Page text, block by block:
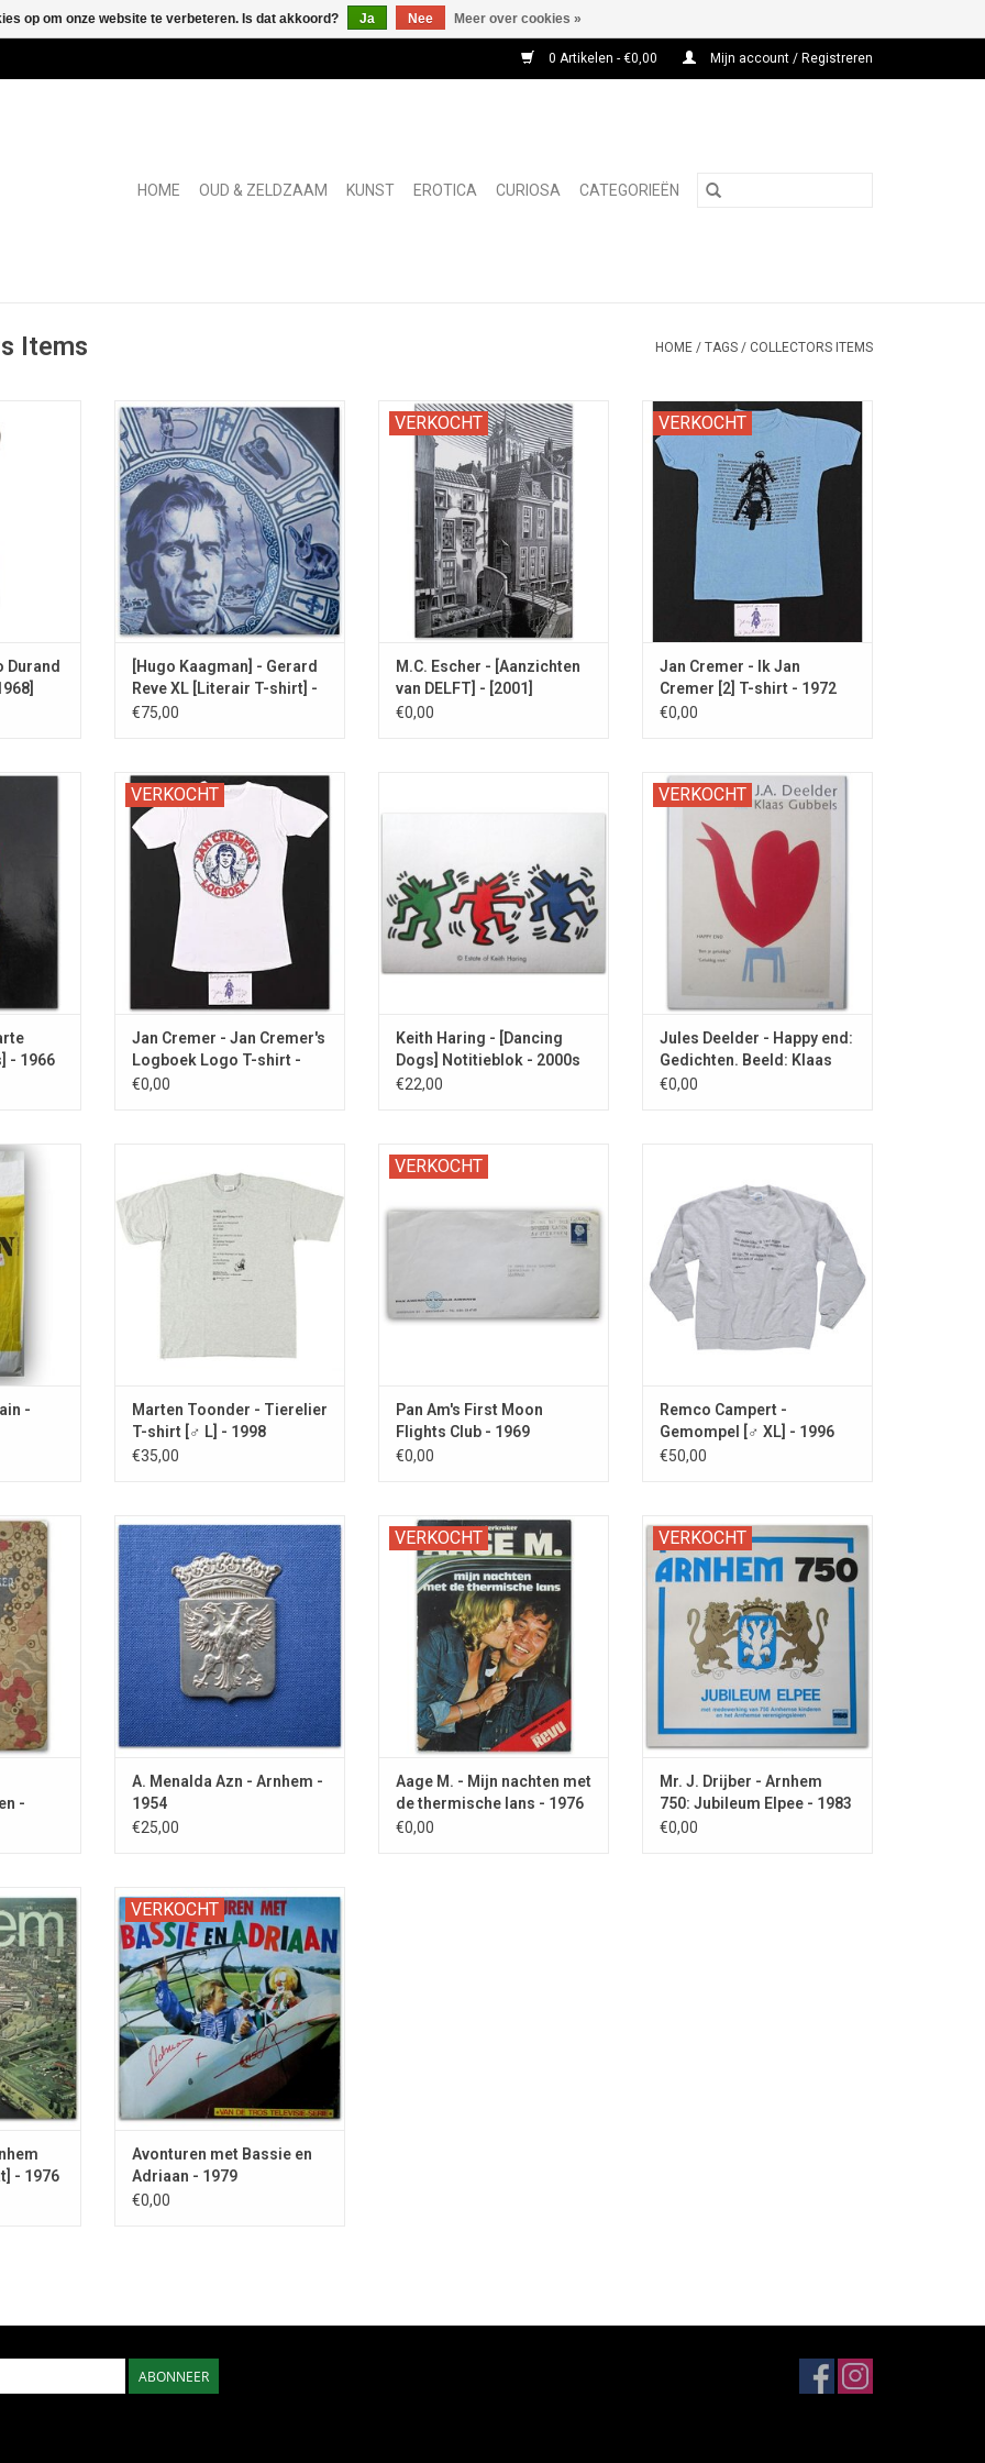
0 Artikelen - €0,00 Mijn account / Registreren
HOME OUD & ZELDZAAM KUNST EROTICA CURIOSA CATEGORIEËN
Items HOME / TAGS / COLLECTORS ITEMS
in
Durand
Eén van slechts 5 proef-
exemplaren.
TOEVOEGEN AAN WINKELWAGEN
[Hugo Kaagman] - Gerard
Reve XL [Literair T-shirt] -
2014
€75,00
VERKOCHT
Set prentkaarten met Delftse
stadsgezichten in houtsnede.
M.C. Escher - [Aanzichten
van DELFT] - [2001]
€0,00
VERKOCHT
Met handgeschreven Certificaat
van Echtheid, GESIGNEERD door
de auteur.
Jan Cremer - Ik Jan
Cremer [2] T-shirt - 1972
€0,00
- 1966
VERKOCHT
Met handgeschreven Certificaat
van Echtheid, GESIGNEERD door
de auteur.
Jan Cremer - Jan Cremer's
Logboek Logo T-shirt -
1978
€0,00
Keith Haring - [Dancing
Dogs] Notitieblok - 2000s
€22,00
VERKOCHT
Mapje met 8 poëziekaarten.
COMPLEET.
Jules Deelder - Happy end:
Gedichten. Beeld: Klaas
Gubbels - 2003
€0,00
zak "3
-
'90.
TOEVOEGEN AAN WINKELWAGEN
Marten Toonder - Tierelier
T-shirt [♂ L] - 1998
€35,00
VERKOCHT
Pam Am ticket naar de maan! Met
brieven van de
originele envelop.
Pan Am's First Moon
Flights Club - 1969
€0,00
TOEVOEGEN AAN WINKELWAGEN
Remco Campert -
Gemompel [♂ XL] - 1996
€50,00
in
-
Vintage 1950s promotieboekje
met tinnen wapen van Arnhem.
TOEVOEGEN AAN WINKELWAGEN
A. Menalda Azn - Arnhem -
1954
€25,00
VERKOCHT
De memoires van de
legendarische Haagse
meesterdief.
Aage M. - Mijn nachten met
de thermische lans - 1976
€0,00
VERKOCHT
Langspeelplaat t.g.v. 750 jaar
Stadsrechten voor de Gelderse
hoofdstad.
Mr. J. Drijber - Arnhem
750: Jubileum Elpee - 1983
€0,00
, Bizet en
van het
- 1976
VERKOCHT
GESIGNEERD op de cover door de
clown en de acrobaat!
Avonturen met Bassie en
Adriaan - 1979
€0,00
ABONNEER
op om onze website te verbeteren. Is dat akkoord? Ja Nee Meer over cookies »